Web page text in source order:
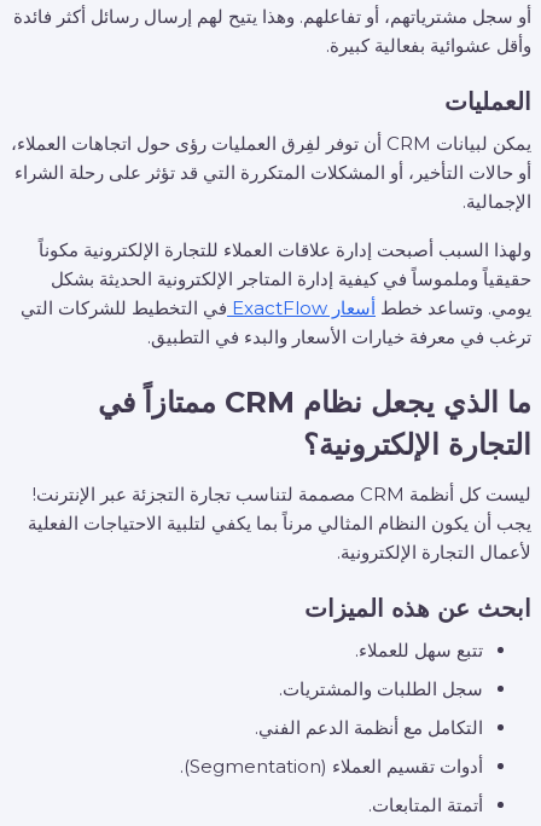
أو سجل مشترياتهم، أو تفاعلهم. وهذا يتيح لهم إرسال رسائل أكثر فائدة
وأقل عشوائية بفعالية كبيرة.
العمليات
يمكن لبيانات CRM أن توفر لفِرق العمليات رؤى حول اتجاهات العملاء،
أو حالات التأخير، أو المشكلات المتكررة التي قد تؤثر على رحلة الشراء
الإجمالية.
ولهذا السبب أصبحت إدارة علاقات العملاء للتجارة الإلكترونية مكوناً
حقيقياً وملموساً في كيفية إدارة المتاجر الإلكترونية الحديثة بشكل
يومي. وتساعد خطط أسعار ExactFlow
في التخطيط للشركات التي
ترغب في معرفة خيارات الأسعار والبدء في التطبيق.
ما الذي يجعل نظام CRM ممتازاً في
التجارة الإلكترونية؟
ليست كل أنظمة CRM مصممة لتناسب تجارة التجزئة عبر الإنترنت!
يجب أن يكون النظام المثالي مرناً بما يكفي لتلبية الاحتياجات الفعلية
لأعمال التجارة الإلكترونية.
ابحث عن هذه الميزات
تتبع سهل للعملاء.
سجل الطلبات والمشتريات.
التكامل مع أنظمة الدعم الفني.
أدوات تقسيم العملاء (Segmentation).
أتمتة المتابعات.